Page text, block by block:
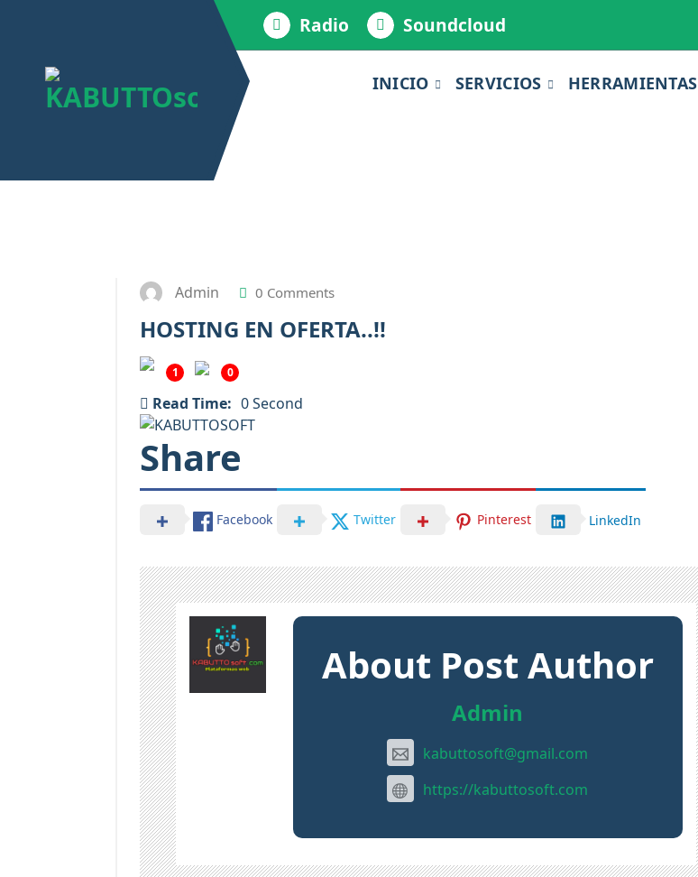
Radio Soundcloud
INICIO SERVICIOS HERRAMIENTAS
Admin 0 Comments
HOSTING EN OFERTA..!!
1 0
Read Time: 0 Second
Share
Facebook Twitter Pinterest LinkedIn
About Post Author
Admin
kabuttosoft@gmail.com
https://kabuttosoft.com